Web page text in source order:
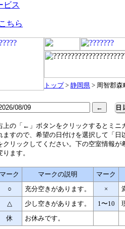
ビス
ちら
トップ> 静岡県 > 周智郡森
上の「←」ボタンをクリックするとミニ
ますので、希望の日付けを選択して「日
クリックしてください。下の空室情報が
ります。
マーク マークの説明
マーク
○
充分空きがあります。 ×
△
少し空きがあります。 1〜10
休
お休みです。